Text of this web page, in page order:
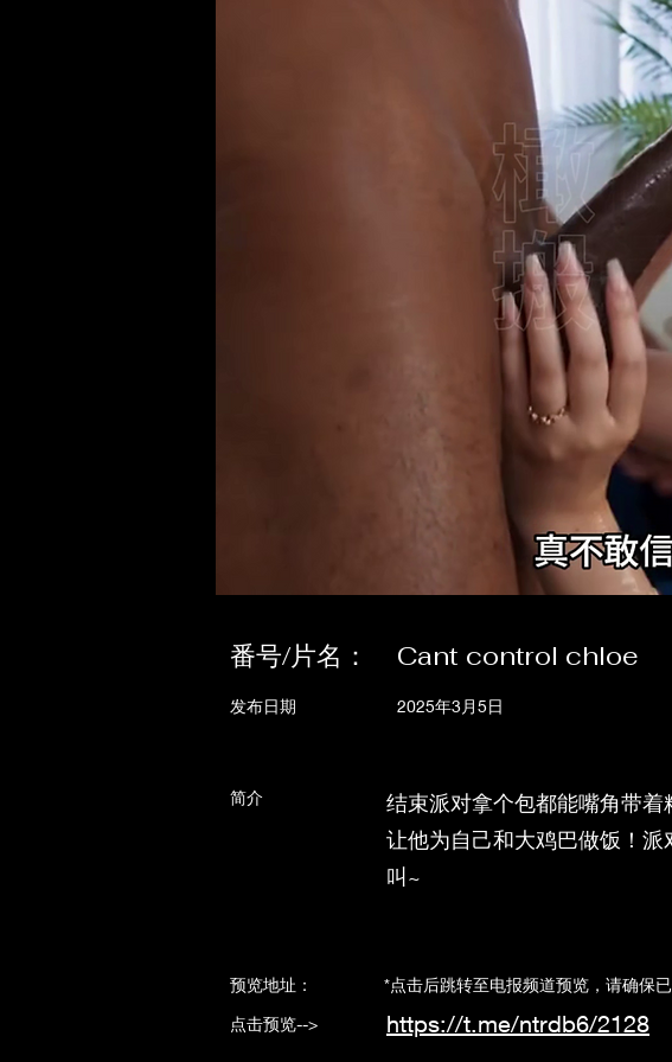
番号/片名：
发布日期
Cant control chloe
2025年3月5日
简介
结束派对拿个包都能嘴角带
让他为自己和大鸡巴做饭！
叫~
预览地址： *点击后跳转至电报频道预览，请确保已
点击预览-->
https://t.me/ntrdb6/2128